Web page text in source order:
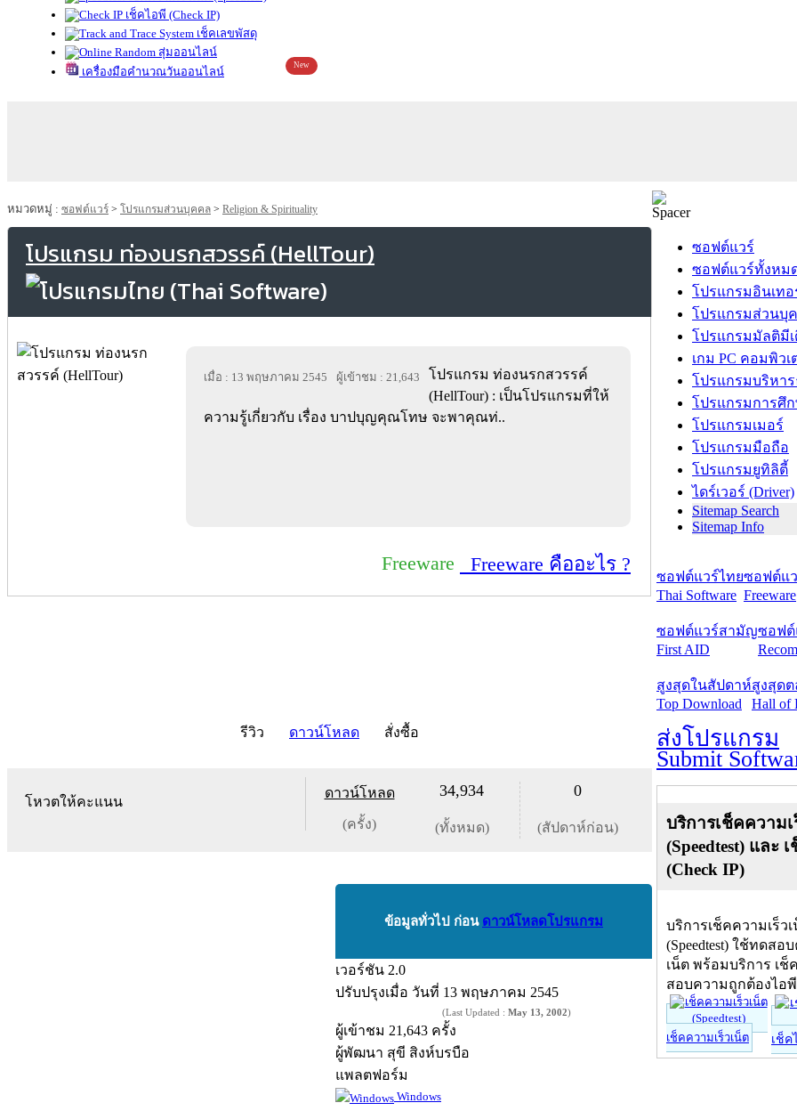
เช็คไอพี (Check IP)
เช็คเลขพัสดุ
สุ่มออนไลน์
เครื่องมือคำนวณวันออนไลน์
New
หมวดหมู่ : ซอฟต์แวร์ > โปรแกรมส่วนบุคคล > Religion & Spirituality
โปรแกรม ท่องนรกสวรรค์ (HellTour)
เมื่อ : 13 พฤษภาคม 2545 ผู้เข้าชม : 21,643
โปรแกรม ท่องนรกสวรรค์
(HellTour) : เป็นโปรแกรมที่ให้
ความรู้เกี่ยวกับ เรื่อง บาปบุญคุณโทษ จะพาคุณท่..
Freeware Freeware คืออะไร ?
รีวิว ดาวน์โหลด สั่งซื้อ
โหวตให้คะแนน
ดาวน์โหลด
(ครั้ง)
34,934
(ทั้งหมด)
0
(สัปดาห์ก่อน)
ข้อมูลทั่วไป ก่อน ดาวน์โหลดโปรแกรม
เวอร์ชัน 2.0
ปรับปรุงเมื่อ วันที่ 13 พฤษภาคม 2545
(Last Updated : May 13, 2002)
ผู้เข้าชม 21,643 ครั้ง
ผู้พัฒนา สุขี สิงห์บรบือ
แพลตฟอร์ม
Windows
ซอฟต์แวร์
ซอฟต์แวร์ทั้งหม
โปรแกรมอินเทอ
โปรแกรมส่วนบุ
โปรแกรมมัลติมีเ
เกม PC คอมพิวเ
โปรแกรมบริหา
โปรแกรมการศึ
โปรแกรมเมอร์
โปรแกรมมือถือ
โปรแกรมยูทิลิตี้
ไดร์เวอร์ (Driver)
Sitemap Search
Sitemap Info
ซอฟต์แวร์ไทย
Thai Software
ซอฟต์แ
Freeware
ซอฟต์แวร์สามัญ
First AID
ซอฟต์
สูงสุดในสัปดาห์
Top Download
สูงสุด
Hall of
ส่งโปรแกรม
Submit
บริการเช็คความเ
(Speedtest) และ
(Check IP)
บริการเช็คความเร็ว
(Speedtest) ใช้ทดสอ
เน็ต พร้อมบริการ เช็
สอบความถูกต้องไอ
เช็คความเร็วเน็ต เช็ค